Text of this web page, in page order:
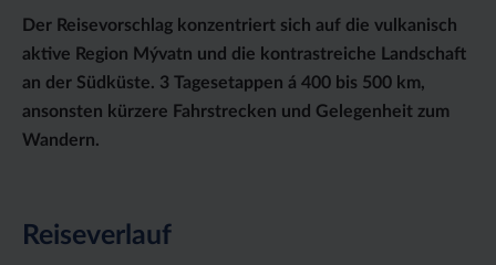
Der Reisevorschlag konzentriert sich auf die vulkanisch
aktive Region Mývatn und die kontrastreiche Landschaft
an der Südküste. 3 Tagesetappen á 400 bis 500 km,
ansonsten kürzere Fahrstrecken und Gelegenheit zum
Wandern.
Reiseverlauf